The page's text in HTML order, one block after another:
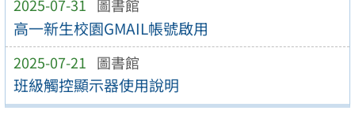
2025-07-31 圖書館
高一新生校園GMAIL帳號啟用
2025-07-21 圖書館
班級觸控顯示器使用說明